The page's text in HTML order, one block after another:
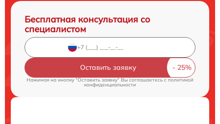
Бесплатная консультация со
специалистом
Оставить заявку
Нажимая на кнопку "Оставить заявку" Вы соглашаетесь cполитикой
конфиденциальности